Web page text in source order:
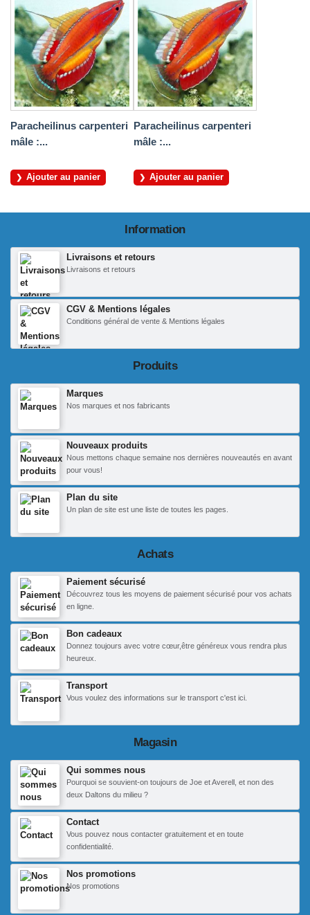
Paracheilinus carpenteri
mâle :...
Ajouter au panier
Paracheilinus carpenteri
mâle :...
Ajouter au panier
Information
Livraisons et retours
Livraisons et retours
CGV & Mentions légales
Conditions général de vente & Mentions légales
Produits
Marques
Nos marques et nos fabricants
Nouveaux produits
Nous mettons chaque semaine nos dernières nouveautés en avant
pour vous!
Plan du site
Un plan de site est une liste de toutes les pages.
Achats
Paiement sécurisé
Découvrez tous les moyens de paiement sécurisé pour vos achats
en ligne.
Bon cadeaux
Donnez toujours avec votre cœur,être généreux vous rendra plus
heureux.
Transport
Vous voulez des informations sur le transport c'est ici.
Magasin
Qui sommes nous
Pourquoi se souvient-on toujours de Joe et Averell, et non des
deux Daltons du milieu ?
Contact
Vous pouvez nous contacter gratuitement et en toute
confidentialité.
Nos promotions
Nos promotions